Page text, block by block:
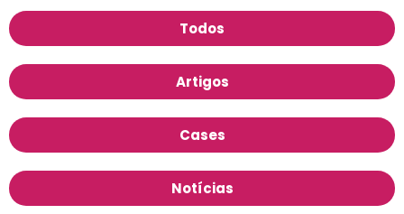
Todos
Artigos
Cases
Notícias